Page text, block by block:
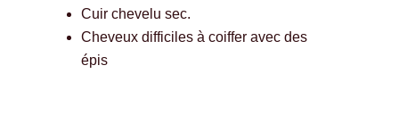
Cuir chevelu sec.
Cheveux difficiles à coiffer avec des
épis